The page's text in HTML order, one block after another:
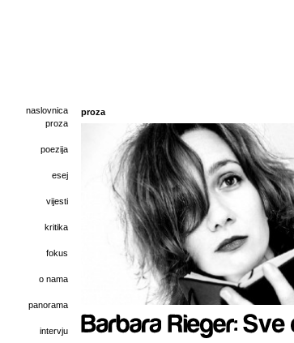
naslovnica
proza
poezija
esej
vijesti
kritika
fokus
o nama
panorama
intervju
proza